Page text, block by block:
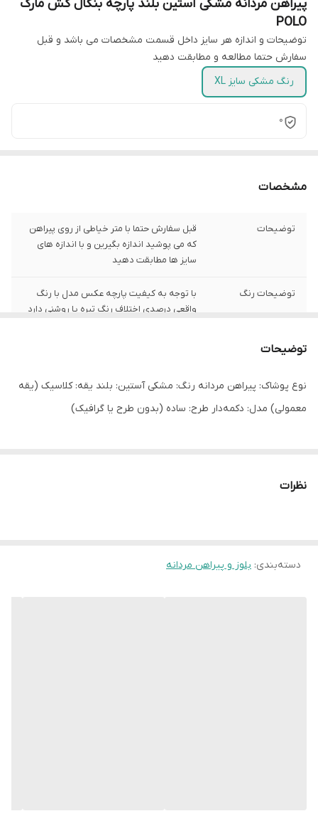
پیراهن مردانه مشکی آستین بلند پارچه بنگال کش مارک
POLO
توضیحات و اندازه هر سایز داخل قسمت مشخصات می باشد و قبل
سفارش حتما مطالعه و مطابقت دهید
رنگ مشکی سایز XL
0
مشخصات
توضیحات
قبل سفارش حتما با متر خیاطی از روی پیراهن
که می پوشید اندازه بگیرین و با اندازه های
سایز ها مطابقت دهید
توضیحات رنگ
با توجه به کیفیت پارچه عکس مدل با رنگ
واقعی درصدی اختلاف رنگ تیره یا روشنی دارد
شیوه اندازه گیری
آستین 61 سانت ، طول لباس73سانت
توضیحات
نوع پوشاک: پیراهن مردانه رنگ: مشکی آستین: بلند یقه: کلاسیک (یقه
معمولی) مدل: دکمه‌دار طرح: ساده (بدون طرح یا گرافیک)
نظرات
دسته‌بندی: بلوز و پیراهن مردانه